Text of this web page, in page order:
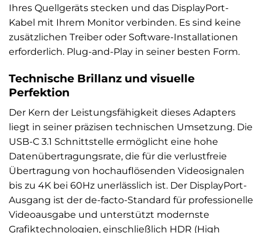
Ihres Quellgeräts stecken und das DisplayPort-
Kabel mit Ihrem Monitor verbinden. Es sind keine
zusätzlichen Treiber oder Software-Installationen
erforderlich. Plug-and-Play in seiner besten Form.
Technische Brillanz und visuelle
Perfektion
Der Kern der Leistungsfähigkeit dieses Adapters
liegt in seiner präzisen technischen Umsetzung. Die
USB-C 3.1 Schnittstelle ermöglicht eine hohe
Datenübertragungsrate, die für die verlustfreie
Übertragung von hochauflösenden Videosignalen
bis zu 4K bei 60Hz unerlässlich ist. Der DisplayPort-
Ausgang ist der de-facto-Standard für professionelle
Videoausgabe und unterstützt modernste
Grafiktechnologien, einschließlich HDR (High